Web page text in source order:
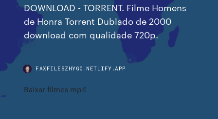
DOWNLOAD - TORRENT. Filme Homens
de Honra Torrent Dublado de 2000
download com qualidade 720p.
FAXFILESZHYGO.NETLIFY.APP
Baixar filmes mp4